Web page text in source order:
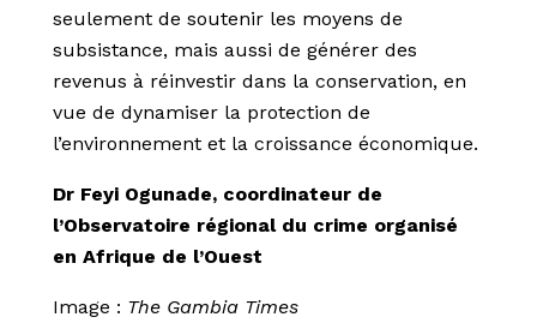
seulement de soutenir les moyens de
subsistance, mais aussi de générer des
revenus à réinvestir dans la conservation, en
vue de dynamiser la protection de
l’environnement et la croissance économique.
Dr Feyi Ogunade, coordinateur de
l’Observatoire régional du crime organisé
en Afrique de l’Ouest
Image : The Gambia Times